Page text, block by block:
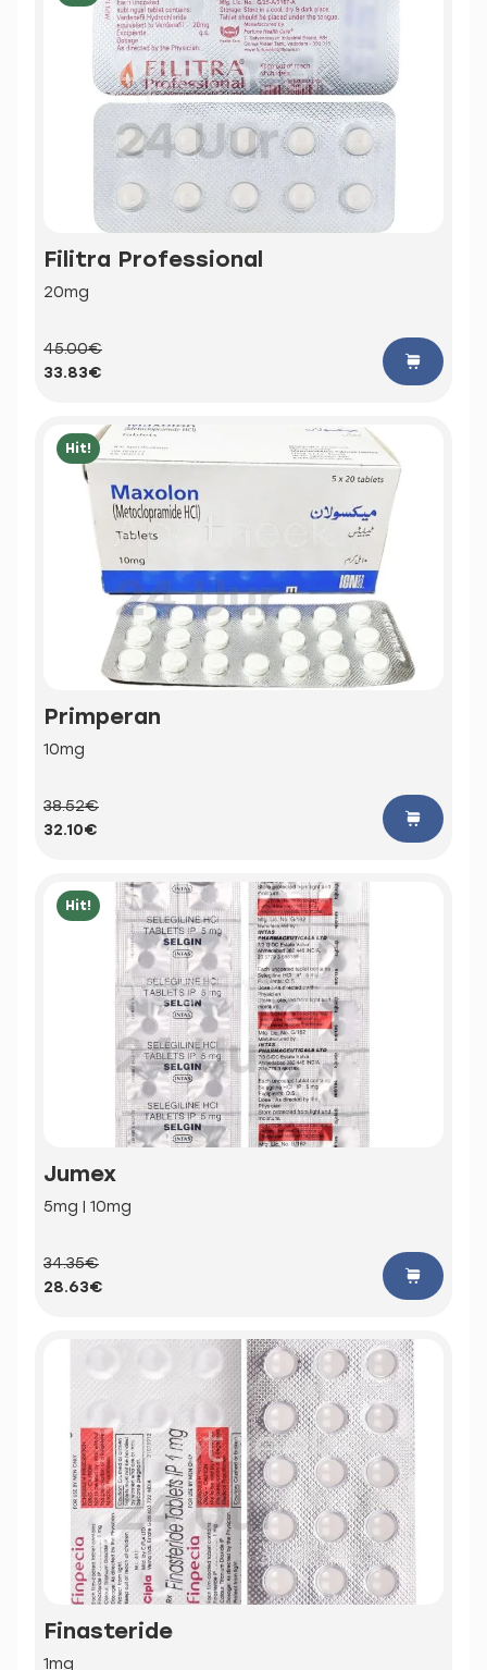
Filitra Professional
20mg
45.00€
33.83€
Hit!
Primperan
10mg
38.52€
32.10€
Hit!
Jumex
5mg | 10mg
34.35€
28.63€
Finasteride
1mg